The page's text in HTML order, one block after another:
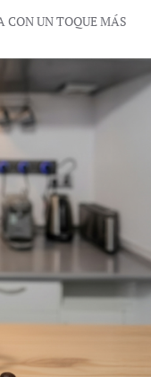
CON UN TOQUE MÁS